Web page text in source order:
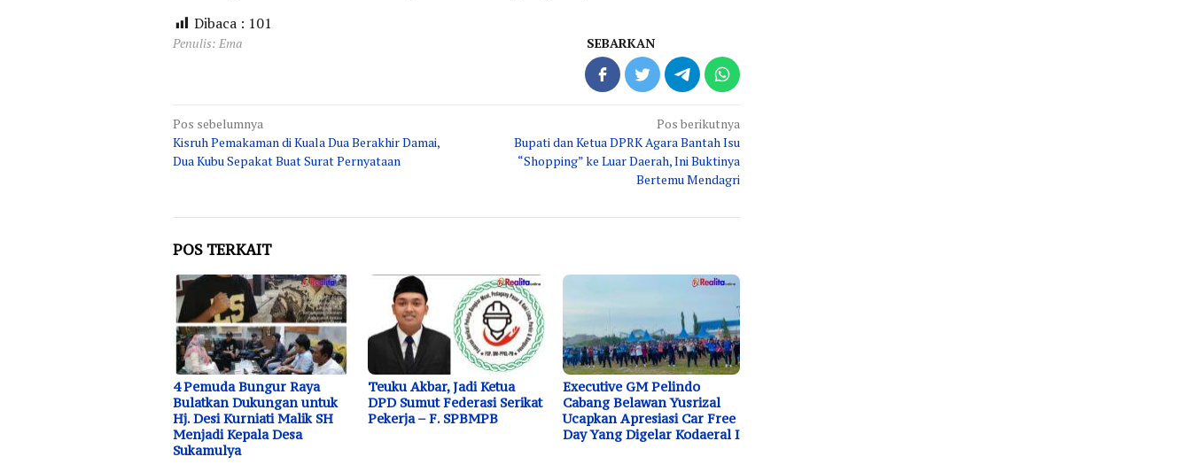
Dibaca : 101
Penulis: Ema SEBARKAN
Navigasi
pos
Pos sebelumnya
Kisruh Pemakaman di Kuala Dua Berakhir Damai,
Dua Kubu Sepakat Buat Surat Pernyataan
Pos berikutnya
Bupati dan Ketua DPRK Agara Bantah Isu
“Shopping” ke Luar Daerah, Ini Buktinya
Bertemu Mendagri
POS TERKAIT
4 Pemuda Bungur Raya
Bulatkan Dukungan untuk
Hj. Desi Kurniati Malik SH
Menjadi Kepala Desa
Sukamulya
Teuku Akbar, Jadi Ketua
DPD Sumut Federasi Serikat
Pekerja – F. SPBMPB
Executive GM Pelindo
Cabang Belawan Yusrizal
Ucapkan Apresiasi Car Free
Day Yang Digelar Kodaeral I